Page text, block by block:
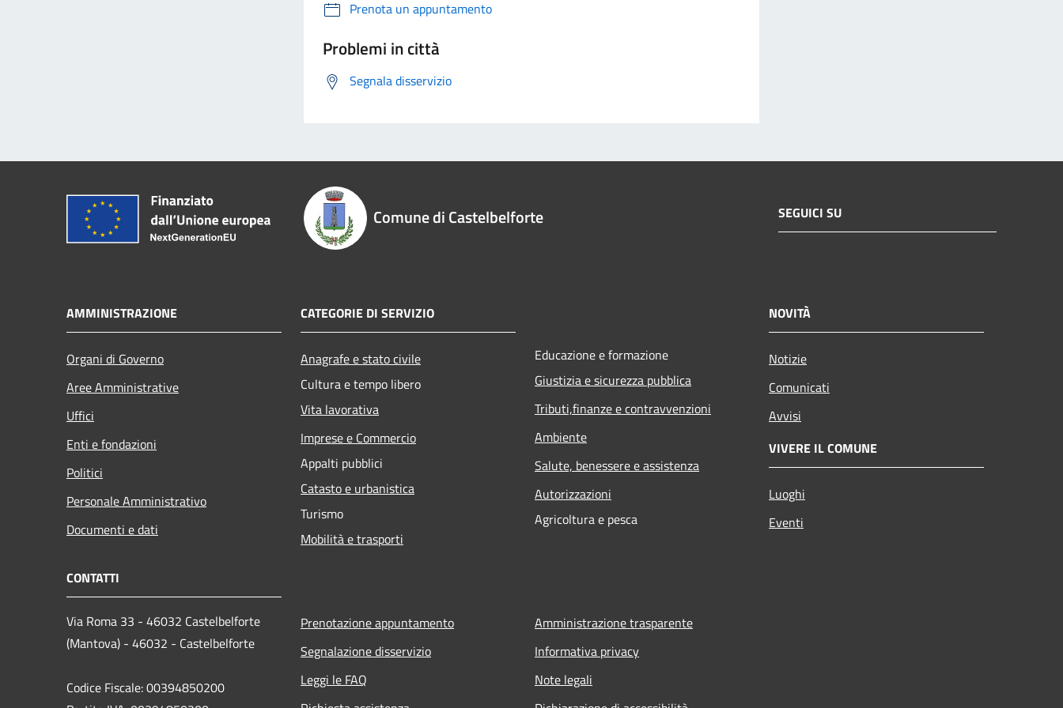
Prenota un appuntamento
Problemi in città
Segnala disservizio
Comune di Castelbelforte SEGUICI SU
AMMINISTRAZIONE
Organi di Governo
Aree Amministrative
Uffici
Enti e fondazioni
Politici
Personale Amministrativo
Documenti e dati
CATEGORIE DI SERVIZIO
Anagrafe e stato civile
Cultura e tempo libero
Vita lavorativa
Imprese e Commercio
Appalti pubblici
Catasto e urbanistica
Turismo
Mobilità e trasporti
Educazione e formazione
Giustizia e sicurezza pubblica
Tributi,finanze e contravvenzioni
Ambiente
Salute, benessere e assistenza
Autorizzazioni
Agricoltura e pesca
NOVITÀ
Notizie
Comunicati
Avvisi
VIVERE IL COMUNE
Luoghi
Eventi
CONTATTI
Via Roma 33 - 46032 Castelbelforte
(Mantova) - 46032 - Castelbelforte
Codice Fiscale: 00394850200
Prenotazione appuntamento
Segnalazione disservizio
Leggi le FAQ
Amministrazione trasparente
Informativa privacy
Note legali